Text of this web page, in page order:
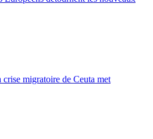
crise migratoire de Ceuta met